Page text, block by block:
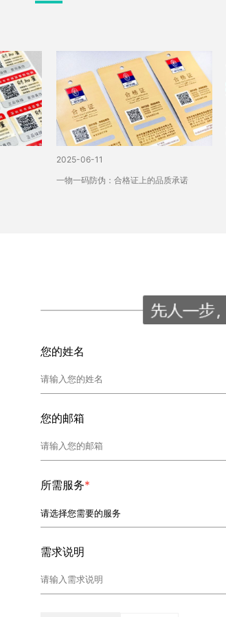
2025-06-11
一物一码防伪：合格证上的品质承诺
您的姓名
您的邮箱
所需服务*
需求说明